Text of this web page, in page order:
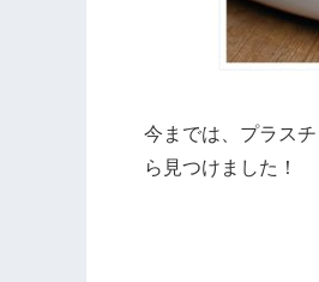
今までは、プラス
ら見つけました！